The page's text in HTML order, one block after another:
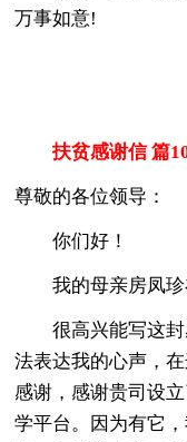
万事如意!
扶贫感谢信 篇
尊敬的各位领导：
你们好！
我的母亲房凤珍
很高兴能写这封
法表达我的心声，
感谢，感谢贵司设
学平台。因为有它